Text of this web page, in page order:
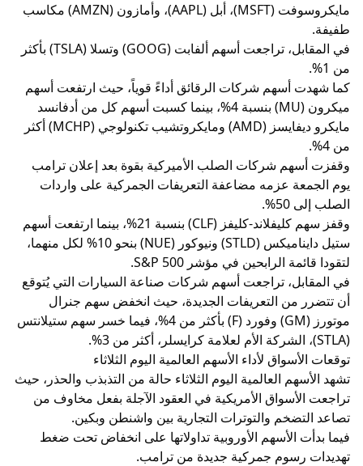
مايكروسوفت (MSFT)، أبل (AAPL)، وأمازون (AMZN) مكاسب
طفيفة.
في المقابل، تراجعت أسهم ألفابت (GOOG) وتسلا (TSLA) بأكثر
من 1%.
كما شهدت أسهم شركات الرقائق أداءً قوياً، حيث ارتفعت أسهم
ميكرون (MU) بنسبة 4%، بينما كسبت أسهم كل من أدفانسد
مايكرو ديفايسز (AMD) ومايكروتشيب تكنولوجي (MCHP) أكثر
من 4%.
وقفزت أسهم شركات الصلب الأميركية بقوة بعد إعلان ترامب
يوم الجمعة عزمه مضاعفة التعريفات الجمركية على واردات
الصلب إلى 50%.
وقفز سهم كليفلاند-كليفز (CLF) بنسبة 21%، بينما ارتفعت أسهم
ستيل دايناميكس (STLD) ونيوكور (NUE) بنحو 10% لكل منهما،
لتقودا قائمة الرابحين في مؤشر S&P 500.
في المقابل، تراجعت أسهم شركات صناعة السيارات التي يُتوقع
أن تتضرر من التعريفات الجديدة، حيث انخفض سهم جنرال
موتورز (GM) وفورد (F) بأكثر من 4%، فيما خسر سهم ستيلانتس
(STLA)، الشركة الأم لعلامة كرايسلر، أكثر من 3%.
توقعات الأسواق لأداء الأسهم العالمية اليوم الثلاثاء
تشهد الأسهم العالمية اليوم الثلاثاء حالة من التذبذب والحذر، حيث
تراجعت الأسواق الأمريكية في العقود الآجلة بفعل مخاوف من
تصاعد التضخم والتوترات التجارية بين واشنطن وبكين.
فيما بدأت الأسهم الأوروبية تداولاتها على انخفاض تحت ضغط
تهديدات رسوم جمركية جديدة من ترامب.